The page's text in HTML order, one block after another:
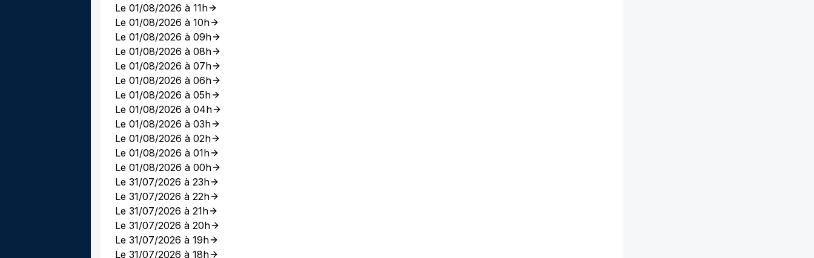
Le 01/08/2026 à 11h
Le 01/08/2026 à 10h
Le 01/08/2026 à 09h
Le 01/08/2026 à 08h
Le 01/08/2026 à 07h
Le 01/08/2026 à 06h
Le 01/08/2026 à 05h
Le 01/08/2026 à 04h
Le 01/08/2026 à 03h
Le 01/08/2026 à 02h
Le 01/08/2026 à 01h
Le 01/08/2026 à 00h
Le 31/07/2026 à 23h
Le 31/07/2026 à 22h
Le 31/07/2026 à 21h
Le 31/07/2026 à 20h
Le 31/07/2026 à 19h
Le 31/07/2026 à 18h